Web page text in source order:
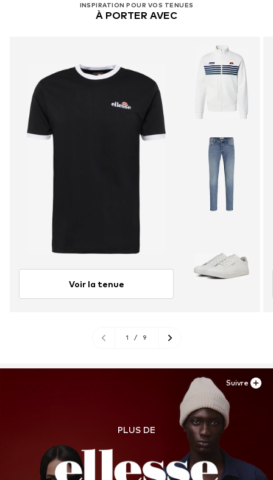
INSPIRATION POUR VOS TENUES
À PORTER AVEC
Voir la tenue
1 / 9
PLUS DE
Suivre